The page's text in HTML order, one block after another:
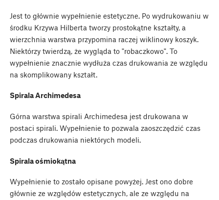
Jest to głównie wypełnienie estetyczne. Po wydrukowaniu w
środku Krzywa Hilberta tworzy prostokątne kształty, a
wierzchnia warstwa przypomina raczej wiklinowy koszyk.
Niektórzy twierdzą, że wygląda to "robaczkowo". To
wypełnienie znacznie wydłuża czas drukowania ze względu
na skomplikowany kształt.
Spirala Archimedesa
Górna warstwa spirali Archimedesa jest drukowana w
postaci spirali. Wypełnienie to pozwala zaoszczędzić czas
podczas drukowania niektórych modeli.
Spirala ośmiokątna
Wypełnienie to zostało opisane powyżej. Jest ono dobre
głównie ze względów estetycznych, ale ze względu na